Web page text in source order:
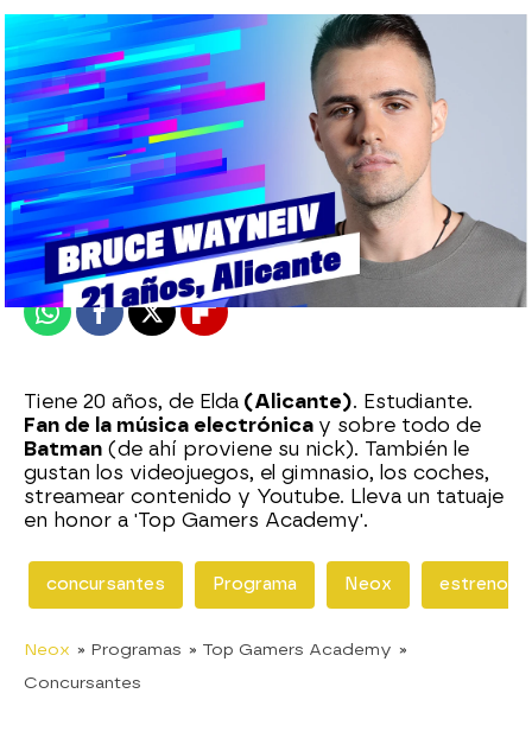
neox
Madrid
Publicado: 25 de septiembre de 2020, 20:25
WhatsappFacebook
X Flipboard
Tiene 20 años, de Elda (Alicante). Estudiante.
Fan de la música electrónica y sobre todo de
Batman (de ahí proviene su nick). También le
gustan los videojuegos, el gimnasio, los coches,
streamear contenido y Youtube. Lleva un tatuaje
en honor a 'Top Gamers Academy'.
concursantes Programa Neox estreno
Neox » Programas » Top Gamers Academy »
Concursantes